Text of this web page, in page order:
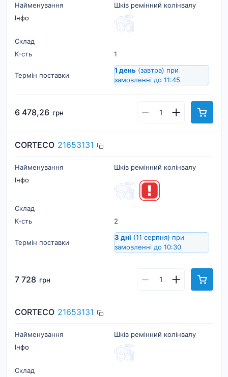
Найменування
Шків ремінний колінвалу
Інфо
Склад
К-cть
1
Термін поставки
1 день (завтра) при
замовленні до 11:45
6 478,26 грн
CORTECO 21653131
Найменування
Шків ремінний колінвалу
Інфо
Склад
К-cть
2
Термін поставки
3 дні (11 серпня) при
замовленні до 10:30
7 728 грн
CORTECO 21653131
Найменування
Шків ремінний колінвалу
Інфо
Склад